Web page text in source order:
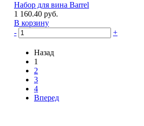
Набор для вина Barrel
1 160.40 руб.
В корзину
-
+
Назад
1
2
3
4
Вперед